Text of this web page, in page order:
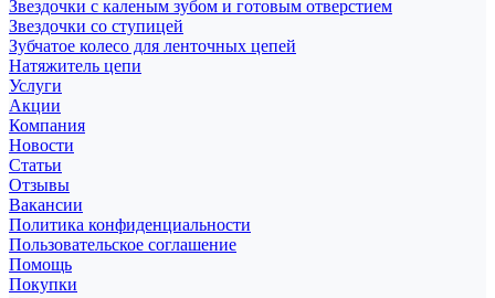
Звездочки с каленым зубом и готовым отверстием
Звездочки со ступицей
Зубчатое колесо для ленточных цепей
Натяжитель цепи
Услуги
Акции
Компания
Новости
Статьи
Отзывы
Вакансии
Политика конфиденциальности
Пользовательское соглашение
Помощь
Покупки